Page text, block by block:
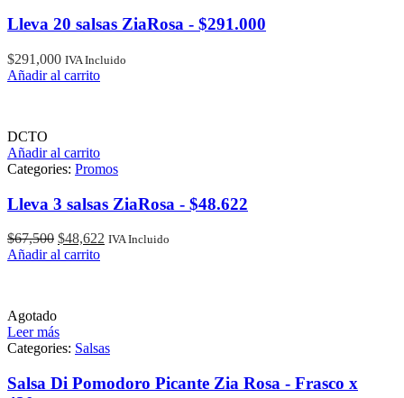
Lleva 20 salsas ZiaRosa - $291.000
$291,000 IVA Incluido
Añadir al carrito
DCTO
Añadir al carrito
Categories: Promos
Lleva 3 salsas ZiaRosa - $48.622
$67,500 El
precio
$48,622 El
IVA Incluido
Añadir al carrito
Agotado
Leer más
Categories: Salsas
Salsa Di Pomodoro Picante Zia Rosa - Frasco x